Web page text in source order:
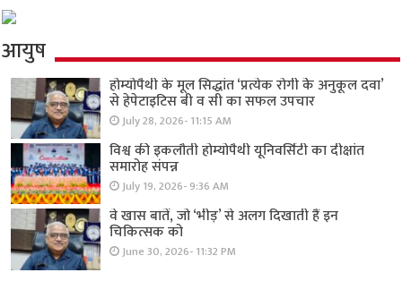
आयुष
होम्योपैथी के मूल सिद्धांत ‘प्रत्येक रोगी केे अनुकूल दवा’
से हेपेटाइटिस बी व सी का सफल उपचार
July 28, 2026- 11:15 AM
विश्व की इकलौती होम्योपैथी यूनिवर्सिटी का दीक्षांत
समारोह संपन्न
July 19, 2026- 9:36 AM
वे खास बातें, जो ‘भीड़’ से अलग दिखाती हैं इन
चिकित्सक को
June 30, 2026- 11:32 PM